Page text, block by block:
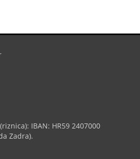
IBAN: HR59 2407000
Zadra).